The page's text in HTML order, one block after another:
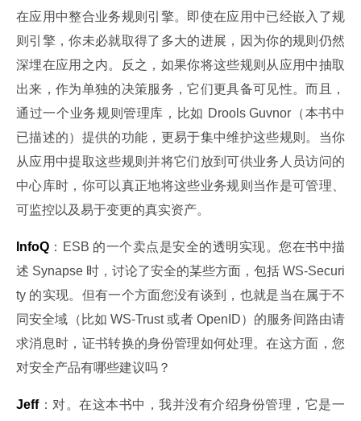
在应用中整合业务规则引擎。即使在应用中已经嵌入了规
则引擎，你未必就取得了多大的进展，因为你的规则仍然
深埋在应用之内。反之，如果你将这些规则从应用中抽取
出来，作为单独的决策服务，它们更具备可见性。而且，
通过一个业务规则管理库，比如 Drools Guvnor（本书中
已描述的）提供的功能，更易于集中维护这些规则。当你
从应用中提取这些规则并将它们放到可供业务人员访问的
中心库时，你可以真正地将这些业务规则当作是可管理、
可监控以及易于变更的真实资产。
InfoQ ：ESB 的一个卖点是安全的透明实现。您在书中描
述 Synapse 时，讨论了安全的某些方面，包括 WS-Securi
ty 的实现。但有一个方面您没有谈到，也就是当在属于不
同安全域（比如 WS-Trust 或者 OpenID）的服务间路由请
求消息时，证书转换的身份管理如何处理。在这方面，您
对安全产品有哪些建议吗？
Jeff：对。在这本书中，我并没有介绍身份管理，它是一